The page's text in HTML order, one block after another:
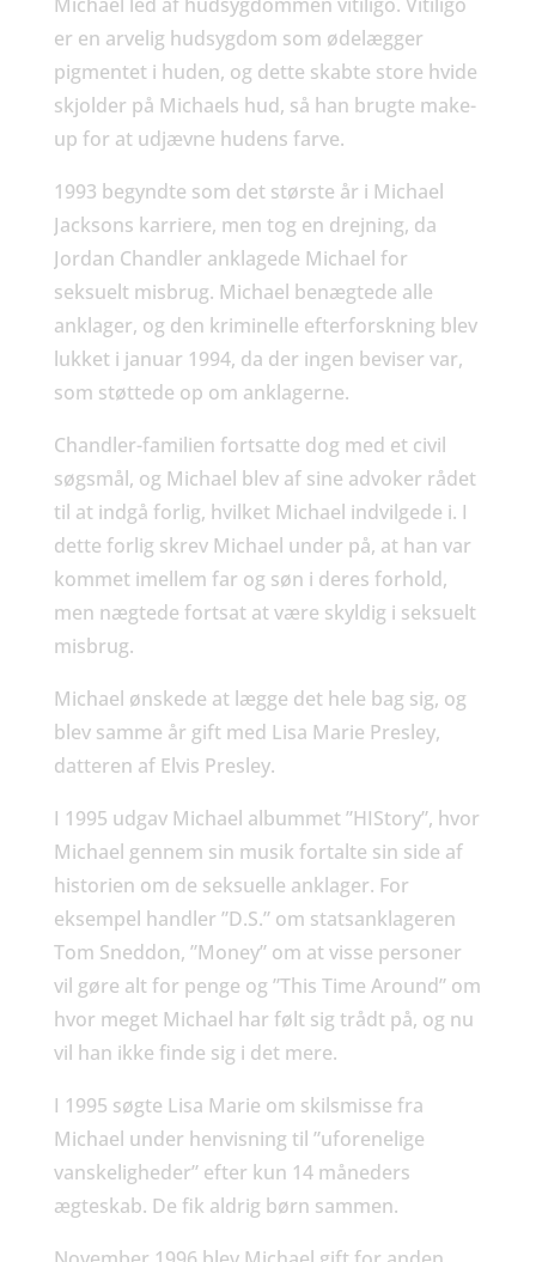
Michael led af hudsygdommen vitiligo. Vitiligo
er en arvelig hudsygdom som ødelægger
pigmentet i huden, og dette skabte store hvide
skjolder på Michaels hud, så han brugte make-
up for at udjævne hudens farve.
1993 begyndte som det største år i Michael
Jacksons karriere, men tog en drejning, da
Jordan Chandler anklagede Michael for
seksuelt misbrug. Michael benægtede alle
anklager, og den kriminelle efterforskning blev
lukket i januar 1994, da der ingen beviser var,
som støttede op om anklagerne.
Chandler-familien fortsatte dog med et civil
søgsmål, og Michael blev af sine advoker rådet
til at indgå forlig, hvilket Michael indvilgede i. I
dette forlig skrev Michael under på, at han var
kommet imellem far og søn i deres forhold,
men nægtede fortsat at være skyldig i seksuelt
misbrug.
Michael ønskede at lægge det hele bag sig, og
blev samme år gift med Lisa Marie Presley,
datteren af Elvis Presley.
I 1995 udgav Michael albummet ”HIStory”, hvor
Michael gennem sin musik fortalte sin side af
historien om de seksuelle anklager. For
eksempel handler ”D.S.” om statsanklageren
Tom Sneddon, ”Money” om at visse personer
vil gøre alt for penge og ”This Time Around” om
hvor meget Michael har følt sig trådt på, og nu
vil han ikke finde sig i det mere.
I 1995 søgte Lisa Marie om skilsmisse fra
Michael under henvisning til ”uforenelige
vanskeligheder” efter kun 14 måneders
ægteskab. De fik aldrig børn sammen.